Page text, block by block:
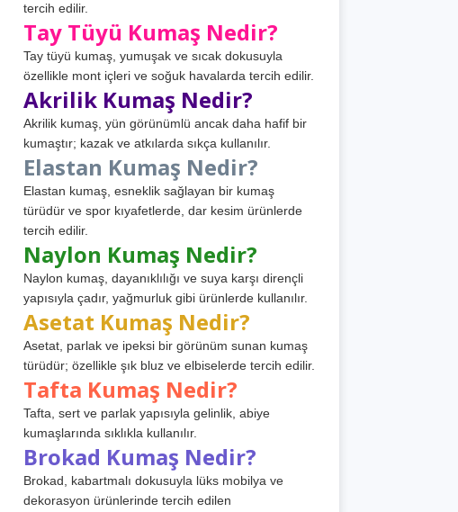
tercih edilir.
Tay Tüyü Kumaş Nedir?
Tay tüyü kumaş, yumuşak ve sıcak dokusuyla
özellikle mont içleri ve soğuk havalarda tercih edilir.
Akrilik Kumaş Nedir?
Akrilik kumaş, yün görünümlü ancak daha hafif bir
kumaştır; kazak ve atkılarda sıkça kullanılır.
Elastan Kumaş Nedir?
Elastan kumaş, esneklik sağlayan bir kumaş
türüdür ve spor kıyafetlerde, dar kesim ürünlerde
tercih edilir.
Naylon Kumaş Nedir?
Naylon kumaş, dayanıklılığı ve suya karşı dirençli
yapısıyla çadır, yağmurluk gibi ürünlerde kullanılır.
Asetat Kumaş Nedir?
Asetat, parlak ve ipeksi bir görünüm sunan kumaş
türüdür; özellikle şık bluz ve elbiselerde tercih edilir.
Tafta Kumaş Nedir?
Tafta, sert ve parlak yapısıyla gelinlik, abiye
kumaşlarında sıklıkla kullanılır.
Brokad Kumaş Nedir?
Brokad, kabartmalı dokusuyla lüks mobilya ve
dekorasyon ürünlerinde tercih edilen